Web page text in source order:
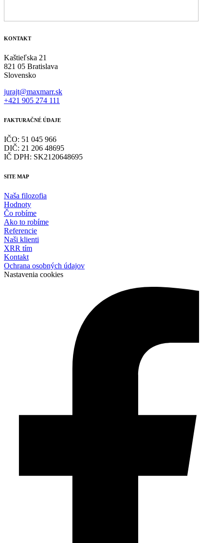
KONTAKT
Kaštieľska 21
821 05 Bratislava
Slovensko
jurajt@maxmarr.sk
+421 905 274 111
FAKTURAČNÉ ÚDAJE
IČO: 51 045 966
DIČ: 21 206 48695
IČ DPH: SK2120648695
SITE MAP
Naša filozofia
Hodnoty
Čo robíme
Ako to robíme
Referencie
Naši klienti
XRR tím
Kontakt
Ochrana osobných údajov
Nastavenia cookies